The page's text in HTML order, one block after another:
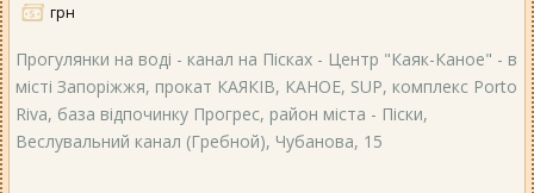
грн
Прогулянки на воді - канал на Пісках - Центр "Каяк-Каное" - в
місті Запоріжжя, прокат КАЯКІВ, КАНОЕ, SUP, комплекс Porto
Riva, база відпочинку Прогрес, район міста - Піски,
Веслувальний канал (Гребной), Чубанова, 15